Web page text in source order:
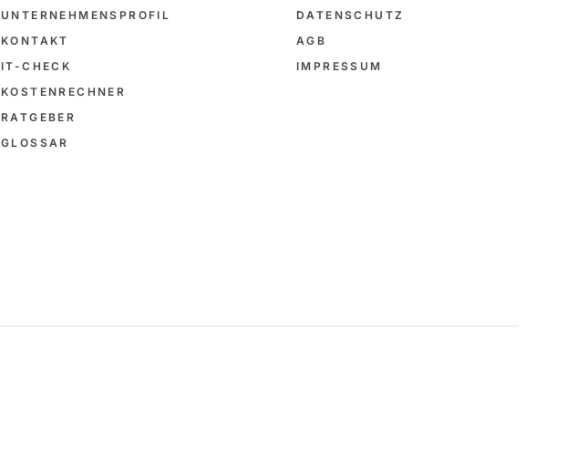
UNTERNEHMENSPROFIL
KONTAKT
IT-CHECK
KOSTENRECHNER
RATGEBER
GLOSSAR
DATENSCHUTZ
AGB
IMPRESSUM